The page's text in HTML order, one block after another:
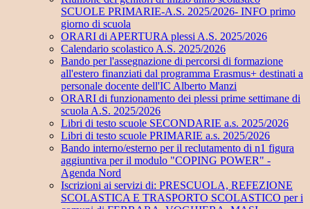
SCUOLE PRIMARIE-A.S. 2025/2026- INFO primo
giorno di scuola
ORARI di APERTURA plessi A.S. 2025/2026
Calendario scolastico A.S. 2025/2026
Bando per l'assegnazione di percorsi di formazione
all'estero finanziati dal programma Erasmus+ destinati a
personale docente dell'IC Alberto Manzi
ORARI di funzionamento dei plessi prime settimane di
scuola A.S. 2025/2026
Libri di testo scuole SECONDARIE a.s. 2025/2026
Libri di testo scuole PRIMARIE a.s. 2025/2026
Bando interno/esterno per il reclutamento di n1 figura
aggiuntiva per il modulo "COPING POWER" -
Agenda Nord
Iscrizioni ai servizi di: PRESCUOLA, REFEZIONE
SCOLASTICA E TRASPORTO SCOLASTICO per i